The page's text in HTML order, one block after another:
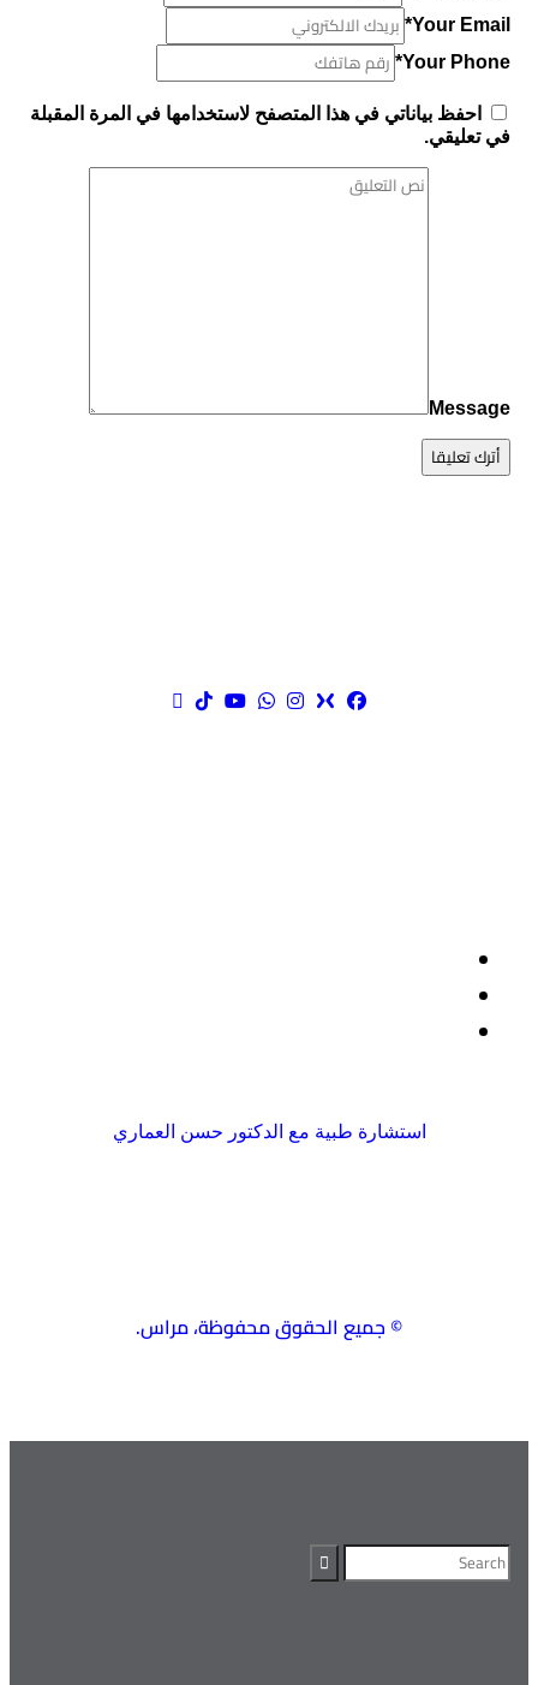
Your Email*
Your Phone*
احفظ بياناتي في هذا المتصفح لاستخدامها في المرة المقبلة
في تعليقي.
Message
أترك تعليقا
استشارة طبية مع الدكتور حسن العماري
© جميع الحقوق محفوظة، مراس.